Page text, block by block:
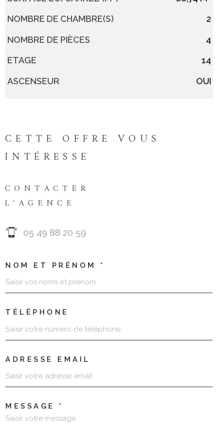
NOMBRE DE CHAMBRE(S) 2
NOMBRE DE PIÈCES 4
ETAGE 14
ASCENSEUR OUI
CETTE OFFRE VOUS
INTÉRESSE
CONTACTER
L'AGENCE
05 49 88 20 59
NOM ET PRÉNOM *
TÉLÉPHONE
ADRESSE EMAIL
MESSAGE *